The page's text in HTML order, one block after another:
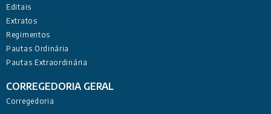
Editais
Extratos
Regimentos
Pautas Ordinária
Pautas Extraordinária
CORREGEDORIA GERAL
Corregedoria